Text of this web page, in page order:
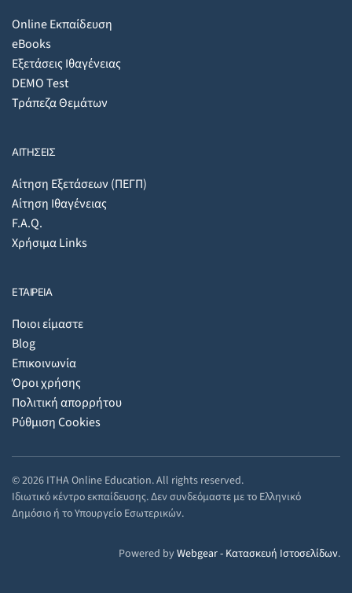
Online Εκπαίδευση
eBooks
Εξετάσεις Ιθαγένειας
DEMO Test
Τράπεζα Θεμάτων
ΑΙΤΗΣΕΙΣ
Αίτηση Εξετάσεων (ΠΕΓΠ)
Αίτηση Ιθαγένειας
F.A.Q.
Χρήσιμα Links
ΕΤΑΙΡΕΙΑ
Ποιοι είμαστε
Blog
Επικοινωνία
Όροι χρήσης
Πολιτική απορρήτου
Ρύθμιση Cookies
©2026 ITHA Online Education. All rights reserved.
Ιδιωτικό κέντρο εκπαίδευσης. Δεν συνδεόμαστε με το Ελληνικό
Δημόσιο ή το Υπουργείο Εσωτερικών.
Powered byWebgear - Κατασκευή Ιστοσελίδων.